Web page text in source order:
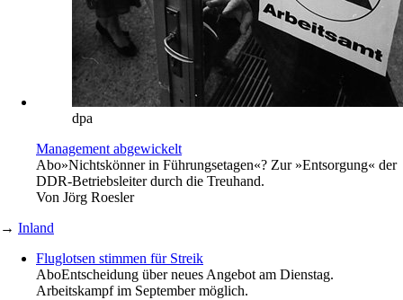
dpa
Management abgewickelt
Abo»Nichtskönner in Führungsetagen«? Zur »Entsorgung« der
DDR-Betriebsleiter durch die Treuhand.
Von Jörg Roesler
→ Inland
Fluglotsen stimmen für Streik
AboEntscheidung über neues Angebot am Dienstag.
Arbeitskampf im September möglich.